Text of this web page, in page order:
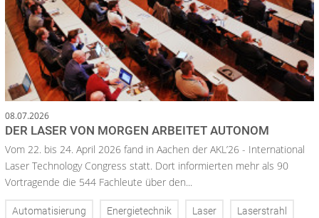
08.07.2026
DER LASER VON MORGEN ARBEITET AUTONOM
Vom 22. bis 24. April 2026 fand in Aachen der AKL’26 - International
Laser Technology Congress statt. Dort informierten mehr als 90
Vortragende die 544 Fachleute über den...
Automatisierung Energietechnik Laser Laserstrahl